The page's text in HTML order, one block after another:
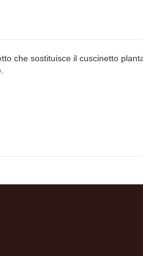
che sostituisce il cuscinetto